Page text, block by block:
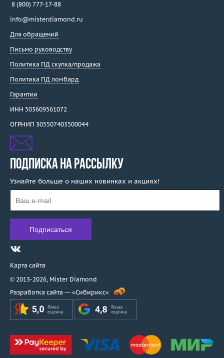
8 (800) 777-17-88
info@misterdiamond.ru
Для обращений
Письмо руководству
Политика ПД скупка/продажа
Политика ПД ломбард
Гарантии
ИНН 503609561072
ОГРНИП 305507403500044
ПОДПИСКА НА РАССЫЛКУ
Узнайте больше о наших новинках и акциях!
Карта сайта
© 2013-2026, Mister Diamond
Разработка сайта — «Сибирикс»